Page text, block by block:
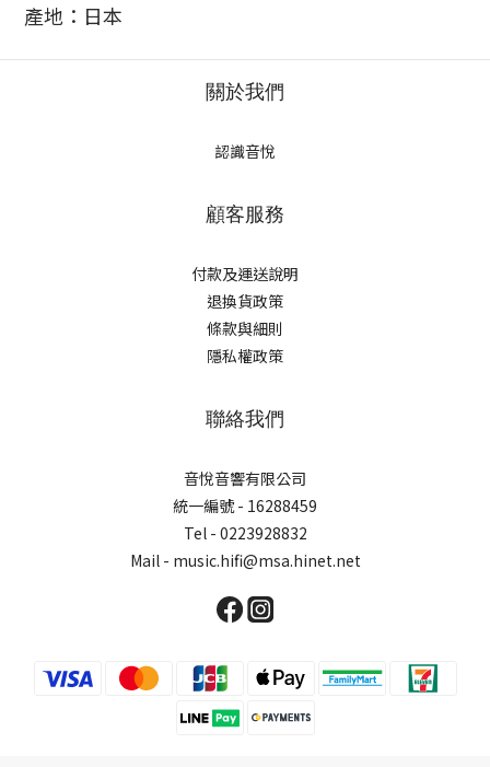
產地：日本
關於我們
認識音悅
顧客服務
付款及運送說明
退換貨政策
條款與細則
隱私權政策
聯絡我們
音悅音響有限公司
統一編號 - 16288459
Tel - 0223928832
Mail - music.hifi@msa.hinet.net